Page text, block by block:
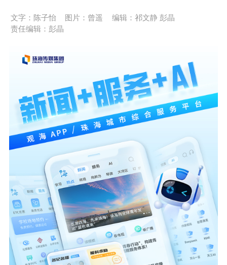
文字：陈子怡 图片：曾遥
编辑：祁文静 彭晶
责任编辑：彭晶